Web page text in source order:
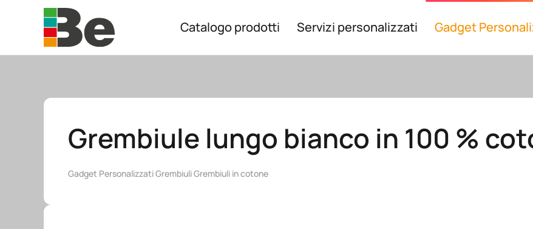
Skip to main content Catalogo prodotti Servizi personalizzati Gadget
Grembiule lungo bianco in 100 %
Gadget PersonalizzatiGrembiuliGrembiuli in cotone